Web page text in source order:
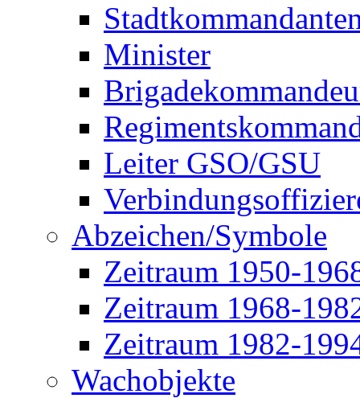
Minister
Leiter GSO/GSU
Abzeichen/Symbole
Zeitraum 1950-
Zeitraum 1968-
Zeitraum 1982-
Wachobjekte